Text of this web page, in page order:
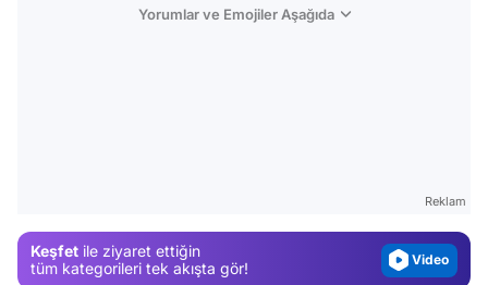
Yorumlar ve Emojiler Aşağıda
Reklam
Keşfet ile ziyaret ettiğin
tüm kategorileri tek akışta gör!
Test